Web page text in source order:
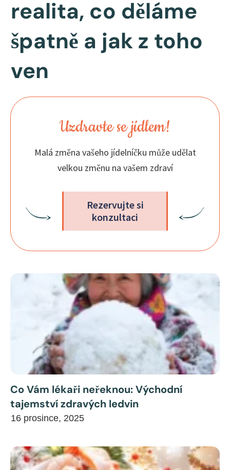
realita, co děláme
špatně a jak z toho
ven
Uzdravte se jídlem!
Malá změna vašeho jídelníčku může udělat
velkou změnu na vašem zdraví
Rezervujte si
konzultaci
Co Vám lékaři neřeknou: Východní
tajemství zdravých ledvin
16 prosince, 2025